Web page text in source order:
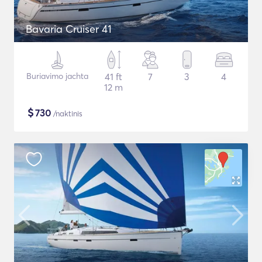
Bavaria Cruiser 41
Buriavimo jachta
41 ft
12 m
7 3 4
$730 /naktinis